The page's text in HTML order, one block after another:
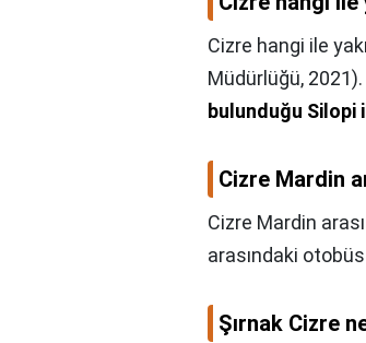
Cizre hangi ile
Müdürlüğü, 2021).
bulunduğu Silopi
Cizre Mardin
Cizre Mardin
arasındaki
Şırnak Cizre